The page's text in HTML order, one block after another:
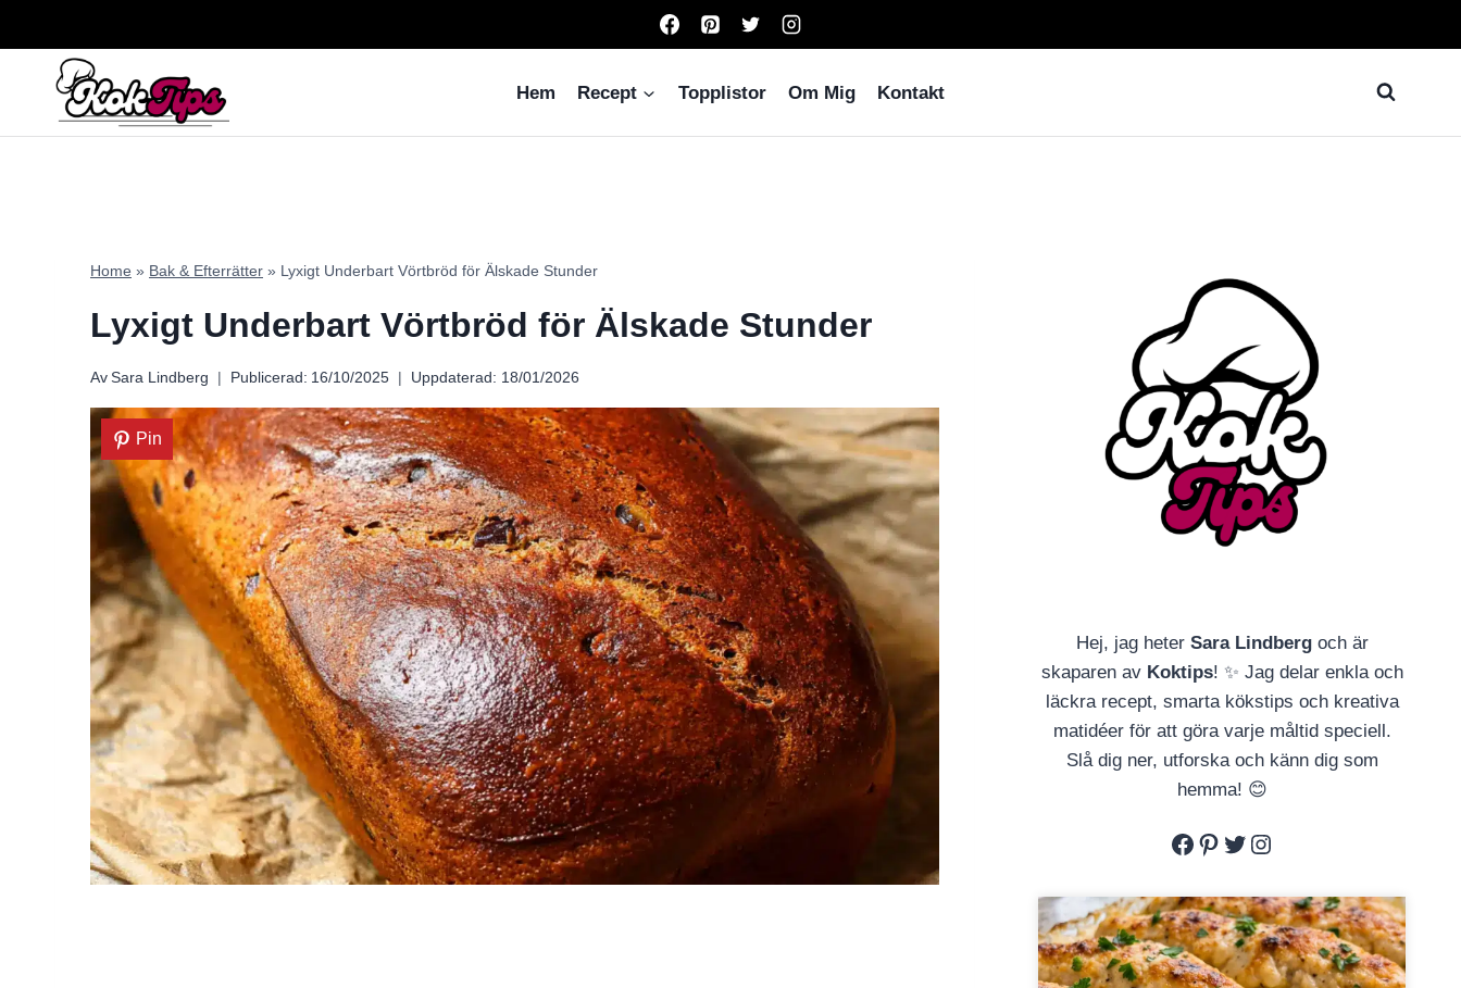
Hem
Recept Topplistor Om Mig Kontakt
Home » Bak & Efterrätter » Lyxigt Underbart Vörtbröd för Älskade Stunder
Lyxigt Underbart Vörtbröd för Älskade Stunder
Av Sara Lindberg Publicerad: 16/10/2025 Uppdaterad: 18/01/2026
Pin
Hej, jag heter Sara Lindbergoch är
skaparen av Koktips! ✨ Jag delar enkla och
läckra recept, smarta kökstips och kreativa
matidéer för att göra varje måltid speciell.
Slå dig ner, utforska och känn dig som
hemma! 😊
Facebook
Pinterest
Twitter
Instagram